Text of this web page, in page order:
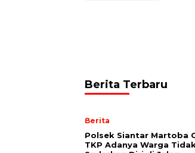
Berita Terbaru
Berita
Polsek Siantar Martoba
TKP Adanya Warga Tidak